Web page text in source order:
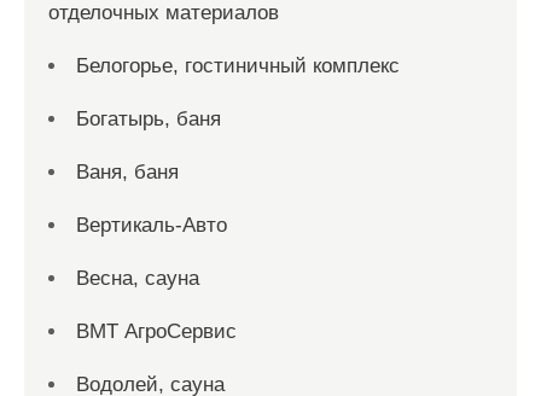
отделочных материалов
Белогорье, гостиничный комплекс
Богатырь, баня
Ваня, баня
Вертикаль-Авто
Весна, сауна
ВМТ АгроСервис
Водолей, сауна